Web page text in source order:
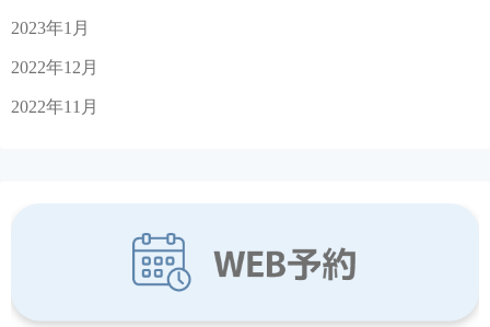
2023年1月
2022年12月
2022年11月